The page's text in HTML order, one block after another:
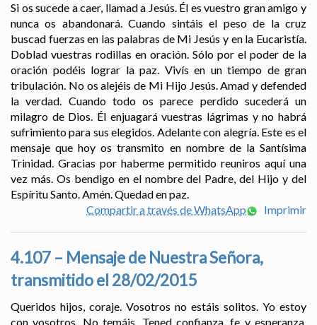
Si os sucede a caer, llamad a Jesús. Él es vuestro gran amigo y
nunca os abandonará. Cuando sintáis el peso de la cruz
buscad fuerzas en las palabras de Mi Jesús y en la Eucaristía.
Doblad vuestras rodillas en oración. Sólo por el poder de la
oración podéis lograr la paz. Vivís en un tiempo de gran
tribulación. No os alejéis de Mi Hijo Jesús. Amad y defended
la verdad. Cuando todo os parece perdido sucederá un
milagro de Dios. Él enjuagará vuestras lágrimas y no habrá
sufrimiento para sus elegidos. Adelante con alegría. Este es el
mensaje que hoy os transmito en nombre de la Santísima
Trinidad. Gracias por haberme permitido reuniros aquí una
vez más. Os bendigo en el nombre del Padre, del Hijo y del
Espíritu Santo. Amén. Quedad en paz.
Compartir a través de WhatsApp
Imprimir
4.107 – Mensaje de Nuestra Señora,
transmitido el 28/02/2015
Queridos hijos, coraje. Vosotros no estáis solitos. Yo estoy
con vosotros. No temáis. Tened confianza, fe y esperanza.